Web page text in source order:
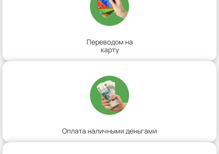
Переводом на
карту
Оплата наличными деньгами